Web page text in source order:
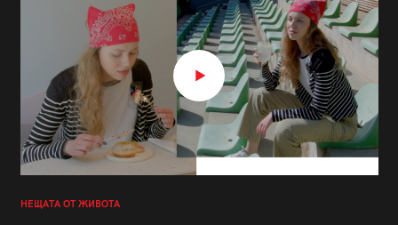
НЕЩАТА ОТ ЖИВОТА